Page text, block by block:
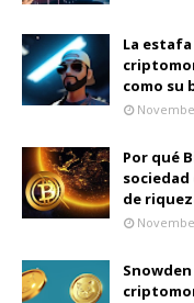
La
como su
Por qué
de